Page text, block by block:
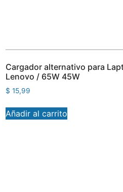
Cargador alternativo para
Lenovo / 65W 45W
$ 15,99
Añadir al carrito